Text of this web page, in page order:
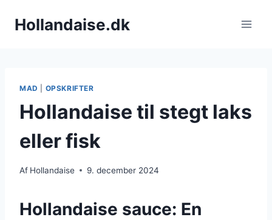
Hollandaise.dk
MAD OPSKRIFTER
Hollandaise til stegt laks
eller fisk
Af Hollandaise 9. december 2024
Hollandaise sauce: En